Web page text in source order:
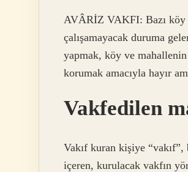
AVÂRİZ VAKFI: Bazı köy
çalışamayacak duruma
yapmak, köy ve
korumak amacıyla hayır
Vakfedilen
Vakıf kuran kişiye “vakıf”,
içeren, kurulacak vakfın